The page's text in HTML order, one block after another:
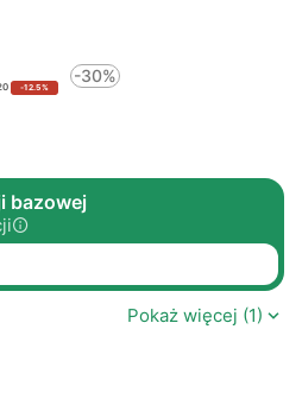
-12.5%
-30%
bazowej
Pokaż więcej (1)